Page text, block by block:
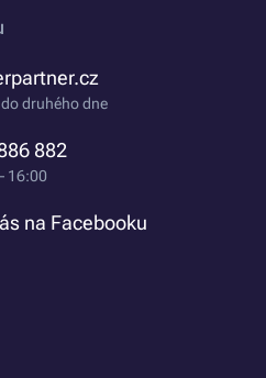
druhého dne
882
16:00
na Facebooku